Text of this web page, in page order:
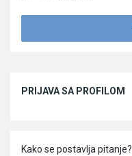
PRIJAVA SA PROFILOM
Kako se postavlja pitanje?